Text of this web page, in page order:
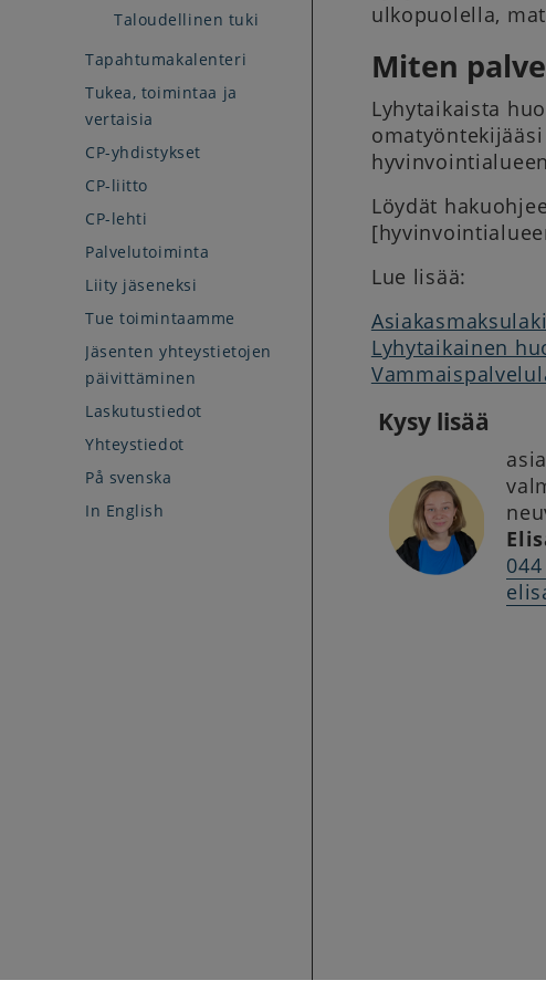
Taloudellinen tuki
Tapahtumakalenteri
Tukea, toimintaa ja
vertaisia
CP-yhdistykset
CP-liitto
CP-lehti
Palvelutoiminta
Liity jäseneksi
Tue toimintaamme
Jäsenten yhteystietojen
päivittäminen
Laskutustiedot
Yhteystiedot
På svenska
In English
ulkopuolella,
Miten
Lyhytaikaista
Löydät
Lue lisää:
Asiakasmaksulaki
Lyhytaikainen
Kysy lisää